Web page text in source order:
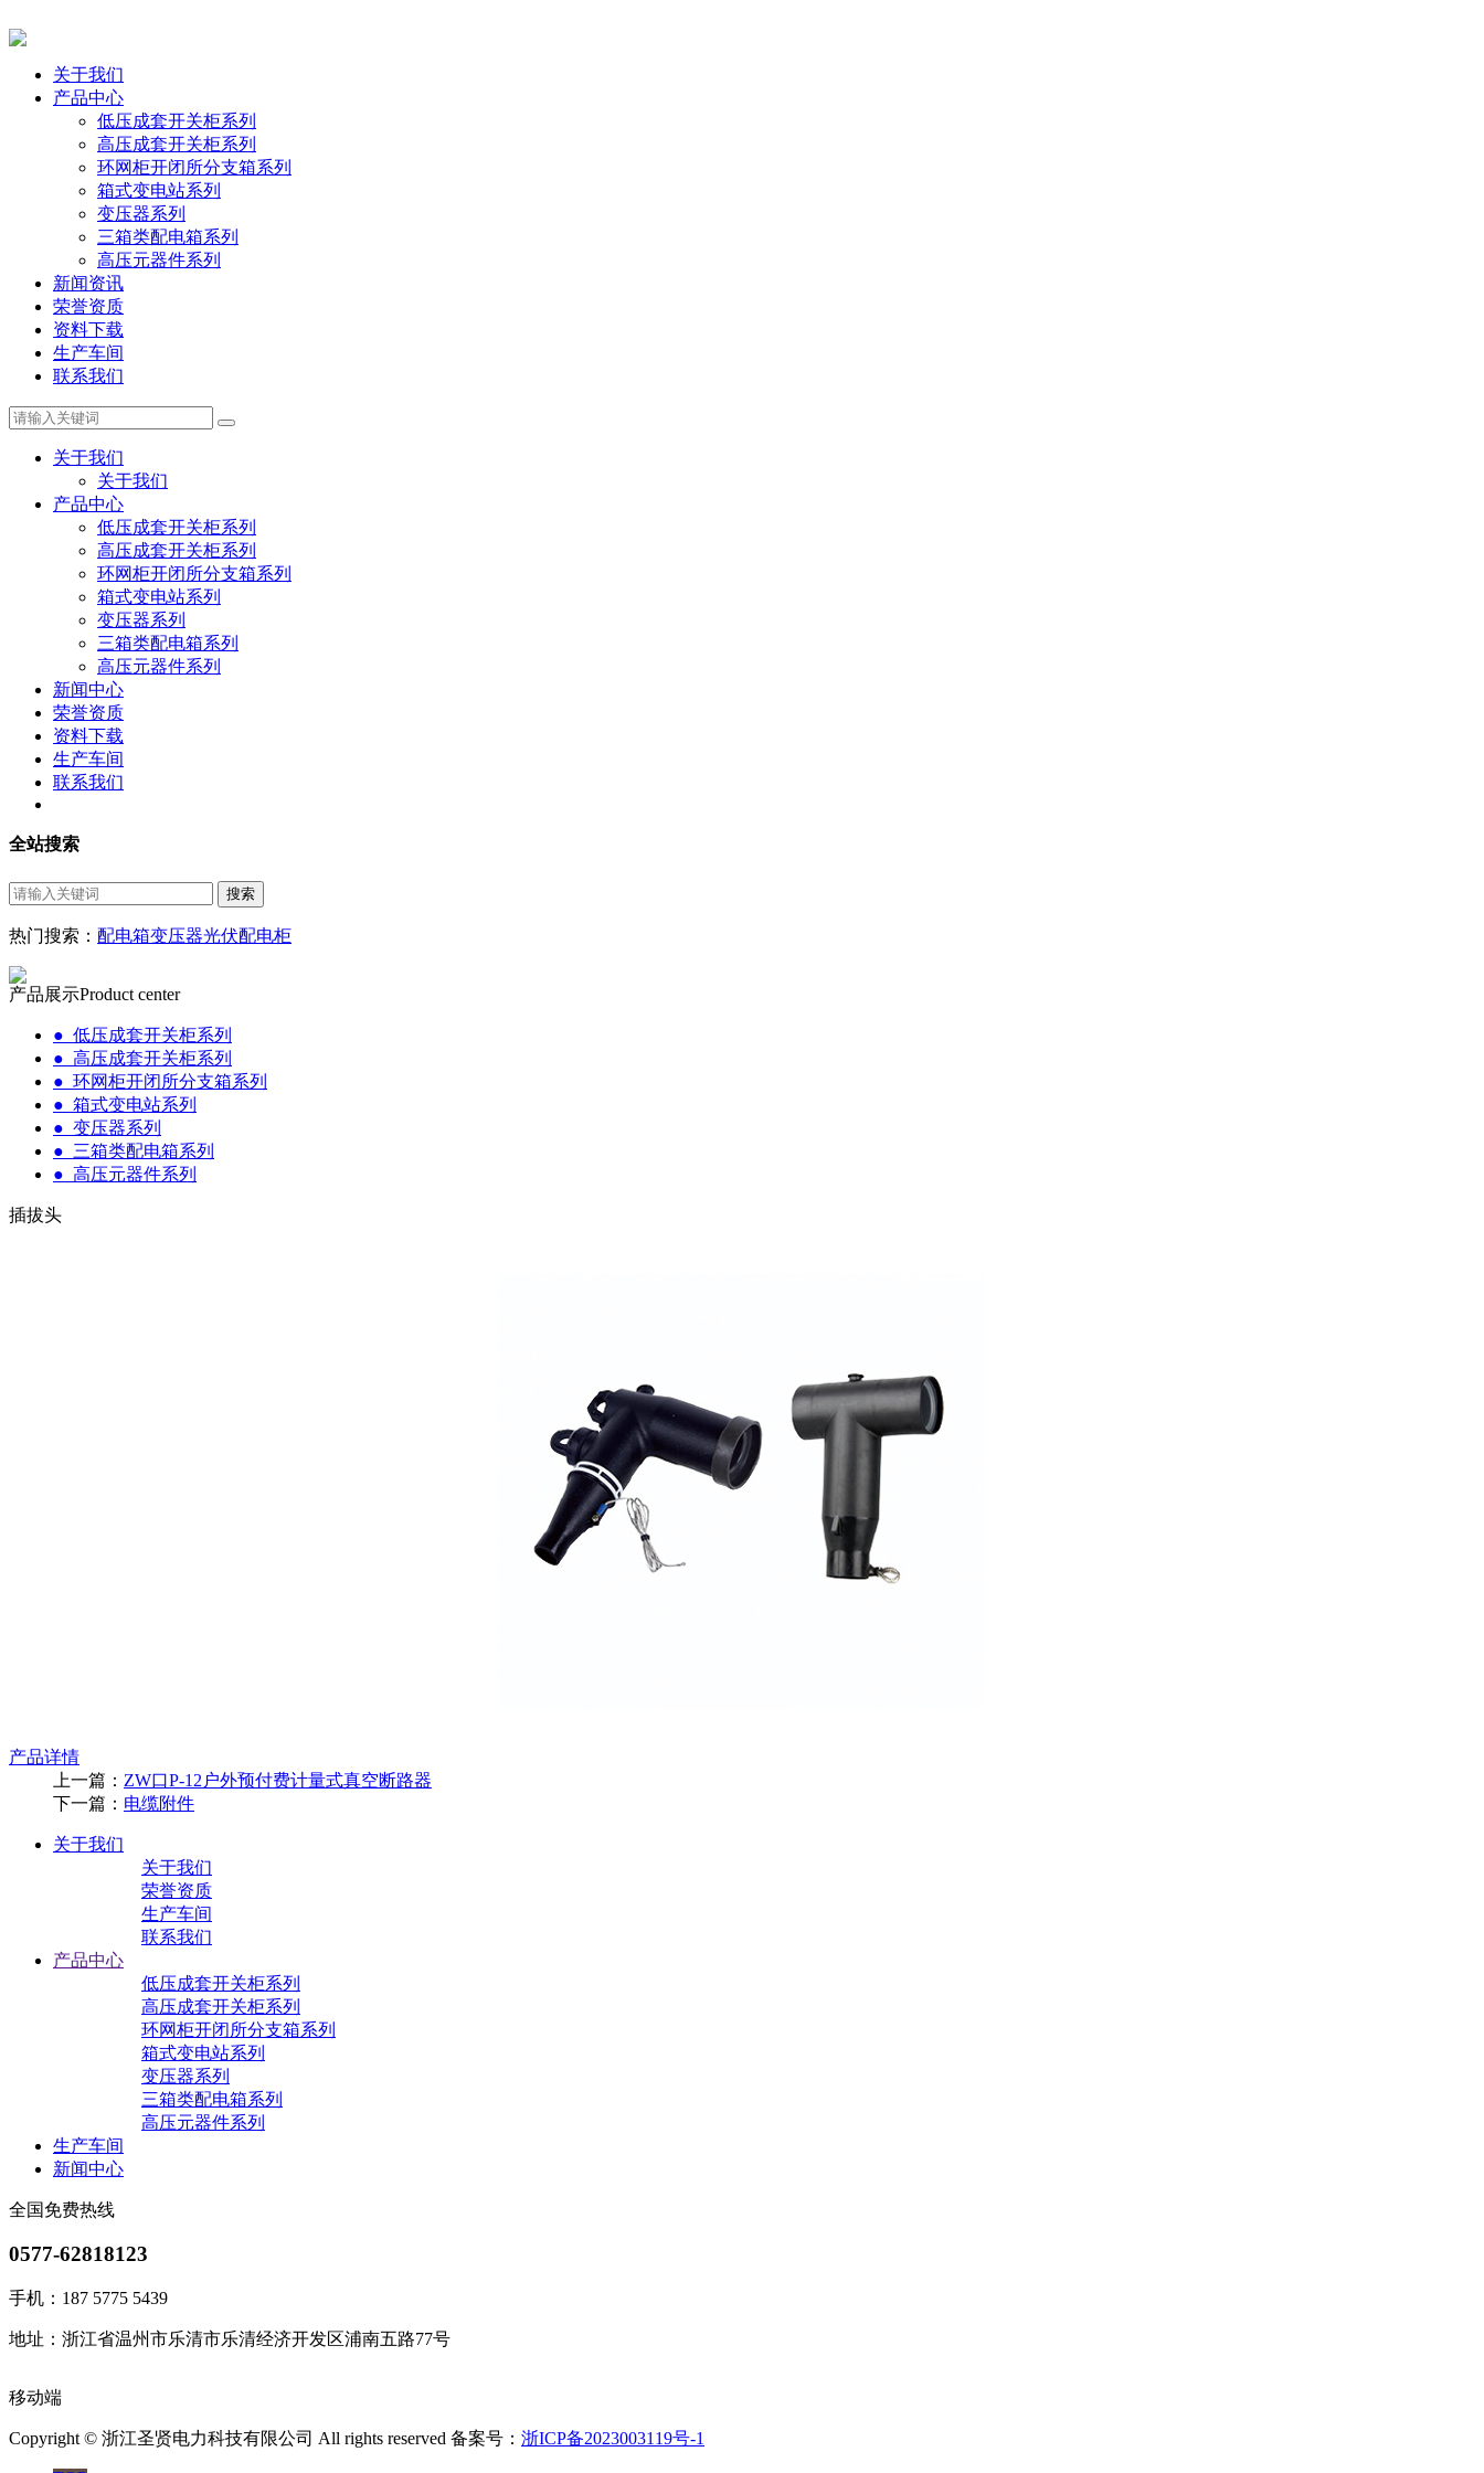
关于我们
产品中心
低压成套开关柜系列
高压成套开关柜系列
环网柜开闭所分支箱系列
箱式变电站系列
变压器系列
三箱类配电箱系列
高压元器件系列
新闻资讯
荣誉资质
资料下载
生产车间
联系我们
关于我们
关于我们
产品中心
低压成套开关柜系列
高压成套开关柜系列
环网柜开闭所分支箱系列
箱式变电站系列
变压器系列
三箱类配电箱系列
高压元器件系列
新闻中心
荣誉资质
资料下载
生产车间
联系我们
全站搜索
热门搜索： 配电箱变压器光伏配电柜
产品展示Product center
● 低压成套开关柜系列
● 高压成套开关柜系列
● 环网柜开闭所分支箱系列
● 箱式变电站系列
● 变压器系列
● 三箱类配电箱系列
● 高压元器件系列
插拔头
产品详情
上一篇： ZW口P-12户外预付费计量式真空断路器
下一篇： 电缆附件
关于我们
关于我们
荣誉资质
生产车间
联系我们
产品中心
低压成套开关柜系列
高压成套开关柜系列
环网柜开闭所分支箱系列
箱式变电站系列
变压器系列
三箱类配电箱系列
高压元器件系列
生产车间
新闻中心
全国免费热线
0577-62818123
手机：187 5775 5439
地址：浙江省温州市乐清市乐清经济开发区浦南五路77号
移动端
Copyright © 浙江圣贤电力科技有限公司 All rights reserved 备案号： 浙ICP备2023003119号-1